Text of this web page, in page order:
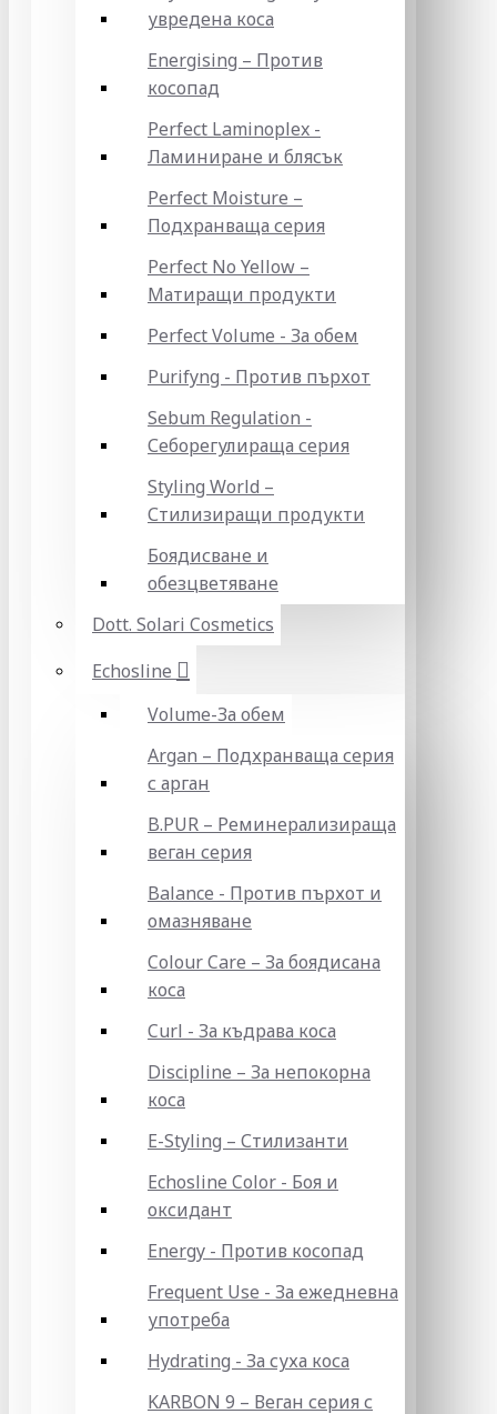
увредена коса
Energising – Против
косопад
Perfect Laminoplex -
Ламиниране и блясък
Perfect Moisture –
Подхранваща серия
Perfect No Yellow –
Матиращи продукти
Perfect Volume - За обем
Purifyng - Против пърхот
Sebum Regulation -
Себорегулираща серия
Styling World –
Стилизиращи продукти
Боядисване и
обезцветяване
Dott. Solari Cosmetics
Echosline
Volume-За обем
Argan – Подхранваща серия
с арган
B.PUR – Реминерализираща
веган серия
Balance - Против пърхот и
омазняване
Colour Care – За боядисана
коса
Curl - За къдрава коса
Discipline – За непокорна
коса
E-Styling – Стилизанти
Echosline Color - Боя и
оксидант
Energy - Против косопад
Frequent Use - За ежедневна
употреба
Hydrating - За суха коса
KARBON 9 – Веган серия с